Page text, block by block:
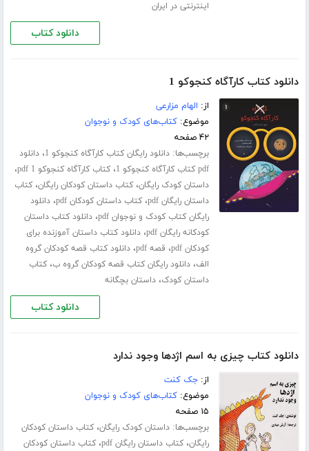
اینترنتی در ایران
دانلود کتاب
دانلود کتاب کارآگاه کنجوکو 1
از: الهام مزارعی
موضوع:کتاب‌های کودک و نوجوان
۴۲ صفحه
برچسب‌ها:دانلود رایگان کتاب کارآگاه کنجوکو 1 ،دانلود
pdf کتاب کارآگاه کنجوکو 1
،کتاب کارآگاه کنجوکو 1 pdf ،
داستان کودک رایگان،کتاب داستان کودکان رایگان،کتاب
داستان رایگان pdf
،کتاب داستان کودکان pdf ،دانلود
رایگان کتاب کودک و نوجوان pdf
،دانلود کتاب داستان
کودکانه رایگان pdf
،دانلود کتاب داستان آموزنده برای
کودکان pdf
، قصه pdf ،دانلود کتاب قصه کودکان گروه
الف،دانلود رایگان کتاب قصه کودکان گروه ب،کتاب
داستان کودک،داستان بچگانه
دانلود کتاب
دانلود کتاب چیزی به اسم اژدها وجود ندارد
از:جک کنت
موضوع:کتاب‌های کودک و نوجوان
۱۵ صفحه
برچسب‌ها:داستان کودک رایگان،کتاب داستان کودکان
رایگان،کتاب داستان رایگان pdf ،کتاب داستان کودکان